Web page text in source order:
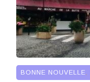
BONNE NOUVELLE,